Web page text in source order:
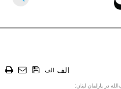
الف الف
در پارلمان لبنان: